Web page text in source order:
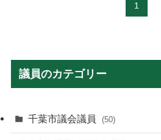
1
議員のカテゴリー
千葉市議会議員 (50)